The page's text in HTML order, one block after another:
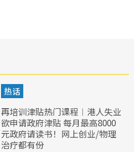
热话
再培训津贴热门课程︱港人失业
欲申请政府津贴 每月最高8000
元政府请读书！网上创业/物理
治疗都有份